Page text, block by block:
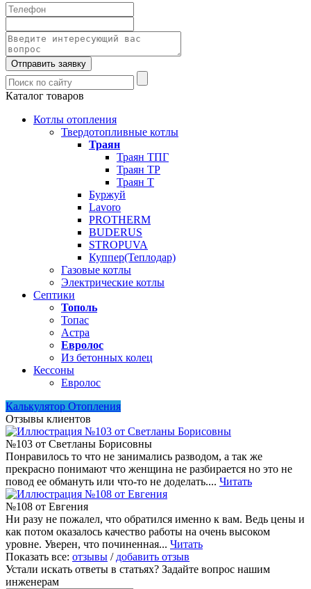
Отправить заявку
Каталог товаров
Котлы отопления
Твердотопливные котлы
Траян
Траян ТПГ
Траян ТР
Траян Т
Буржуй
Lavoro
PROTHERM
BUDERUS
STROPUVA
Куппер(Теплодар)
Газовые котлы
Электрические котлы
Септики
Тополь
Топас
Астра
Евролос
Из бетонных колец
Кессоны
Евролос
Калькулятор Отопления
Отзывы клиентов
№103 от Светланы Борисовны
Понравилось то что не занимались разводом, а так же
прекрасно понимают что женщина не разбирается но это не
повод ее обмануть или что-то не доделать.... Читать
№108 от Евгения
Ни разу не пожалел, что обратился именно к вам. Ведь цены и
как потом оказалось качество работы на очень высоком
уровне. Уверен, что починенная... Читать
Показать все: отзывы /добавить отзыв
Устали искать ответы в статьях? Задайте вопрос нашим
инженерам